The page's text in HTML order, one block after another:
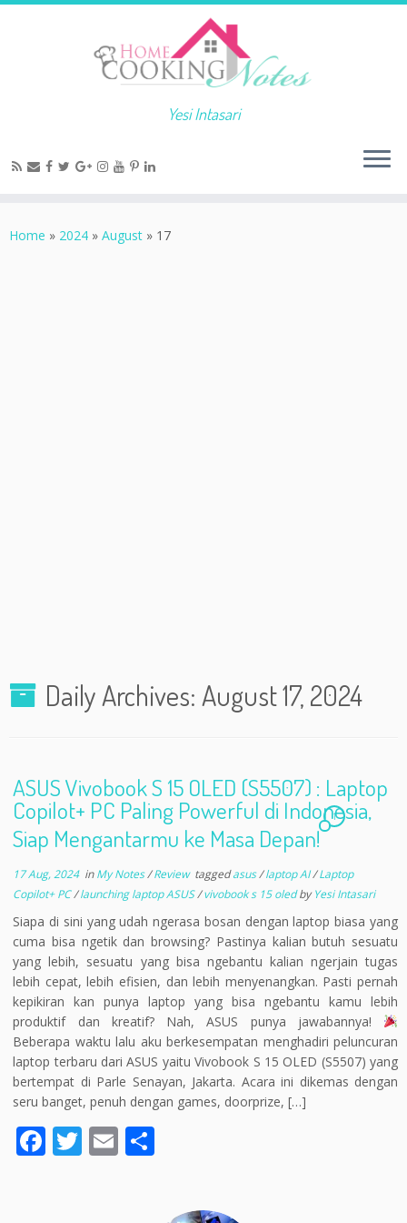
Yesi Intasari
Home » 2024 » August » 17
Daily Archives: August 17, 2024
ASUS Vivobook S 15 OLED (S5507) : Laptop
Copilot+ PC Paling Powerful di Indonesia,
Siap Mengantarmu ke Masa Depan!
1
17 Aug, 2024inMy Notes/Review taggedasus/laptop AI/Laptop
Copilot+ PC/launching laptop ASUS/vivobook s 15 oledbyYesi Intasari
Siapa di sini yang udah ngerasa bosan dengan laptop biasa yang
cuma bisa ngetik dan browsing? Pastinya kalian butuh sesuatu
yang lebih, sesuatu yang bisa ngebantu kalian ngerjain tugas
lebih cepat, lebih efisien, dan lebih menyenangkan. Pasti pernah
kepikiran kan punya laptop yang bisa ngebantu kamu lebih
produktif dan kreatif? Nah, ASUS punya jawabannya!
Beberapa waktu lalu aku berkesempatan menghadiri peluncuran
laptop terbaru dari ASUS yaitu Vivobook S 15 OLED (S5507) yang
bertempat di Parle Senayan, Jakarta. Acara ini dikemas dengan
seru banget, penuh dengan games, doorprize, […]
F T E